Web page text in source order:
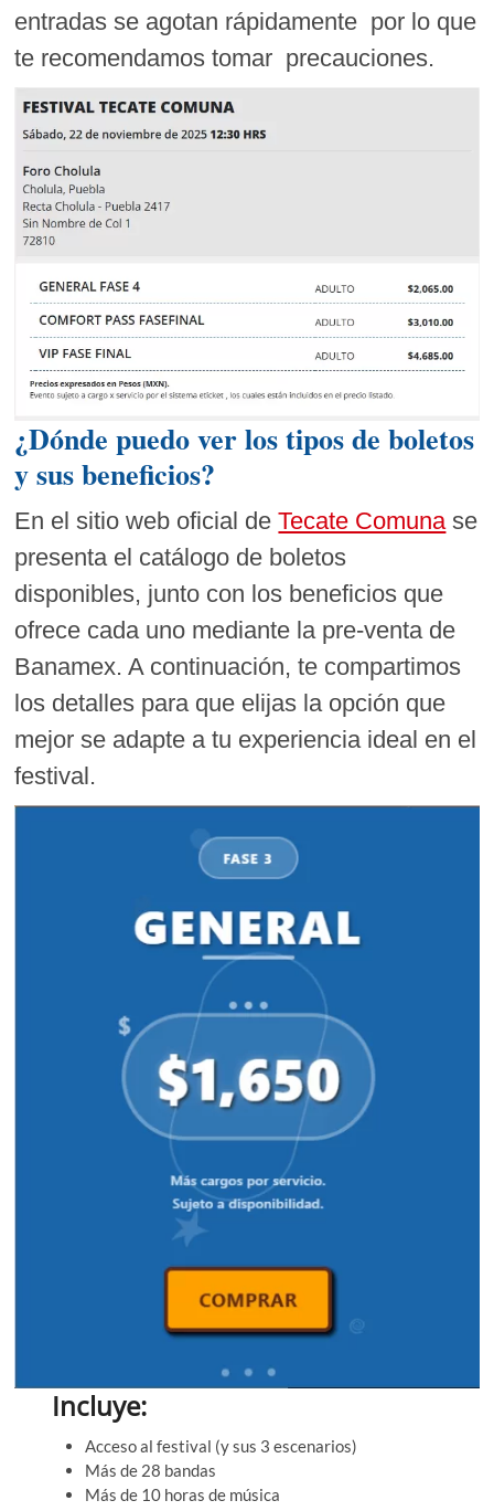
entradas se agotan rápidamente por lo que
te recomendamos tomar precauciones.
¿Dónde puedo ver los tipos de boletos
y sus beneficios?
En el sitio web oficial deTecate Comuna se
presenta el catálogo de boletos
disponibles, junto con los beneficios que
ofrece cada uno mediante la pre-venta de
Banamex. A continuación, te compartimos
los detalles para que elijas la opción que
mejor se adapte a tu experiencia ideal en el
festival.
Incluye:
Acceso al festival (y sus 3 escenarios)
Más de 28 bandas
Más de 10 horas de música